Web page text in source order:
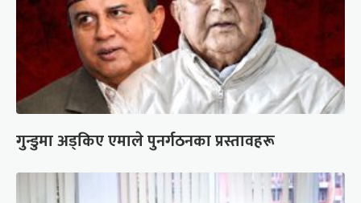
गुन्डुमा अड्किए एमाले पुनर्गठनका प्रस्तावहरू